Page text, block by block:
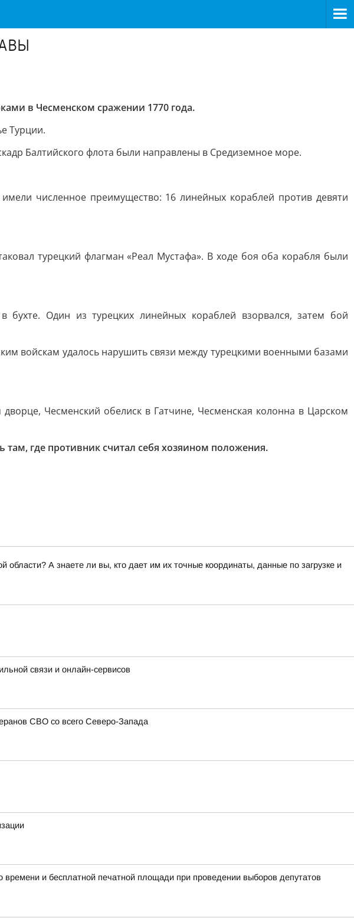
в Чесменском сражении 1770 года.
Турции.
Балтийского флота были направлены в Средиземное море.
численное преимущество: 16 линейных кораблей против девяти
турецкий флагман «Реал Мустафа». В ходе боя оба корабля были
бухте. Один из турецких линейных кораблей взорвался, затем бой
войскам удалось нарушить связи между турецкими военными базами
Чесменский обелиск в Гатчине, Чесменская колонна в Царском
там, где противник считал себя хозяином положения.
А знаете ли вы, кто дает им их точные координаты, данные по загрузке и
связи и онлайн-сервисов
СВО со всего Северо-Запада
и бесплатной печатной площади при проведении выборов депутатов